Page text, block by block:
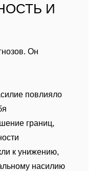
И
Он
повлияло
границ,
к унижению,
насилию